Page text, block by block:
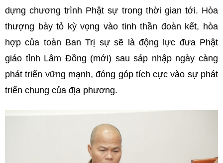
dựng chương trình Phật sự trong thời gian tới. Hòa
thượng bày tỏ kỳ vọng vào tinh thần đoàn kết, hòa
hợp của toàn Ban Trị sự sẽ là động lực đưa Phật
giáo tỉnh Lâm Đồng (mới) sau sáp nhập ngày càng
phát triển vững mạnh, đóng góp tích cực vào sự phát
triển chung của địa phương.